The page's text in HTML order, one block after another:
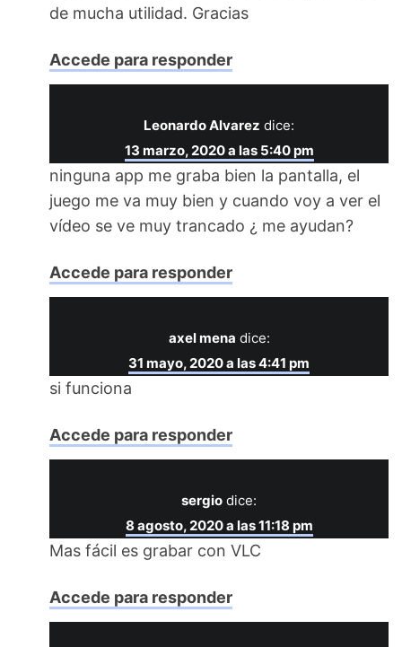
de mucha utilidad. Gracias
Accede para responder
Leonardo Alvarez dice:
13 marzo, 2020 a las 5:40 pm
ninguna app me graba bien la pantalla, el
juego me va muy bien y cuando voy a ver el
vídeo se ve muy trancado ¿ me ayudan?
Accede para responder
axel mena dice:
31 mayo, 2020 a las 4:41 pm
si funciona
Accede para responder
sergio dice:
8 agosto, 2020 a las 11:18 pm
Mas fácil es grabar con VLC
Accede para responder